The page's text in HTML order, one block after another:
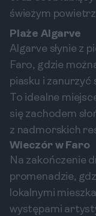
świeżym
Plaże Algarve
Algarve słynie z
Faro, gdzie
piasku i zanurzyć
To idealne
się zachodem
z nadmorskich
Wieczór w Faro
Na zakończenie
promenadzie,
lokalnymi
występami